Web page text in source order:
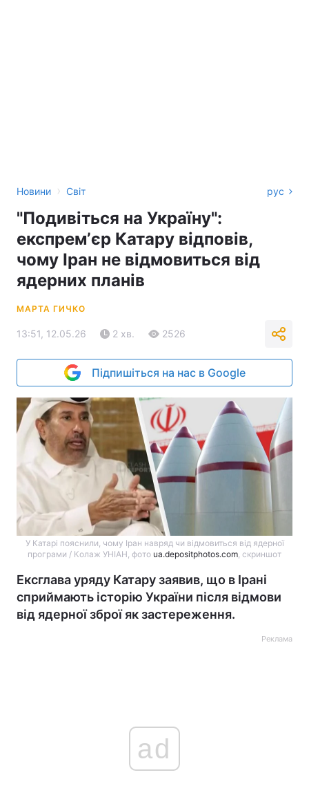
Новини › Світ рус
"Подивіться на Україну":
експремʼєр Катару відповів,
чому Іран не відмовиться від
ядерних планів
МАРТА ГИЧКО
13:51, 12.05.26 2 хв. 2526
Підпишіться на нас в Google
У Катарі пояснили, чому Іран навряд чи відмовиться від ядерної
програми / Колаж УНІАН, фото ua.depositphotos.com , скриншот
Ексглава уряду Катару заявив, що в Ірані
сприймають історію України після відмови
від ядерної зброї як застереження.
Реклама
ad